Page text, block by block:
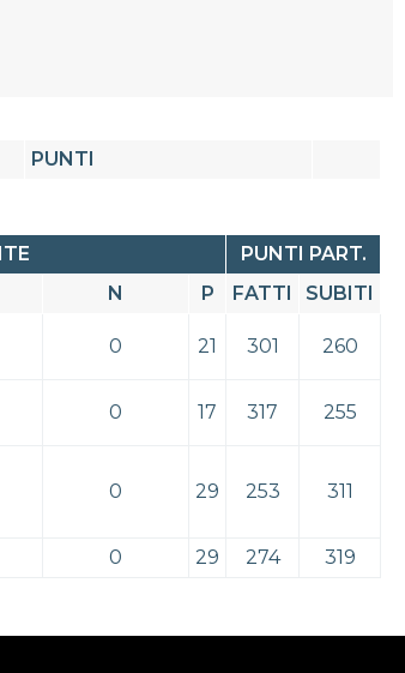
PUNTI
PUNTI PART.
N P FATTI
SUBITI
0 21 301 260
0 17 317 255
0 29 253 311
0 29 274
319